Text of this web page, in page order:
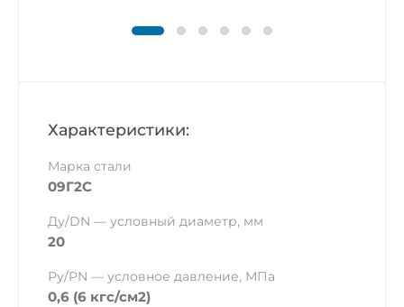
Характеристики:
Марка стали
09Г2С
Ду/DN — условный диаметр, мм
20
Ру/PN — условное давление, МПа
0,6 (6 кгс/см2)